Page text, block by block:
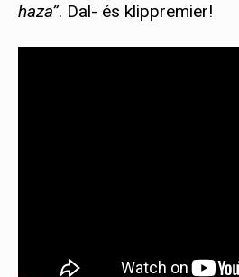
haza”. Dal- és klippremier!